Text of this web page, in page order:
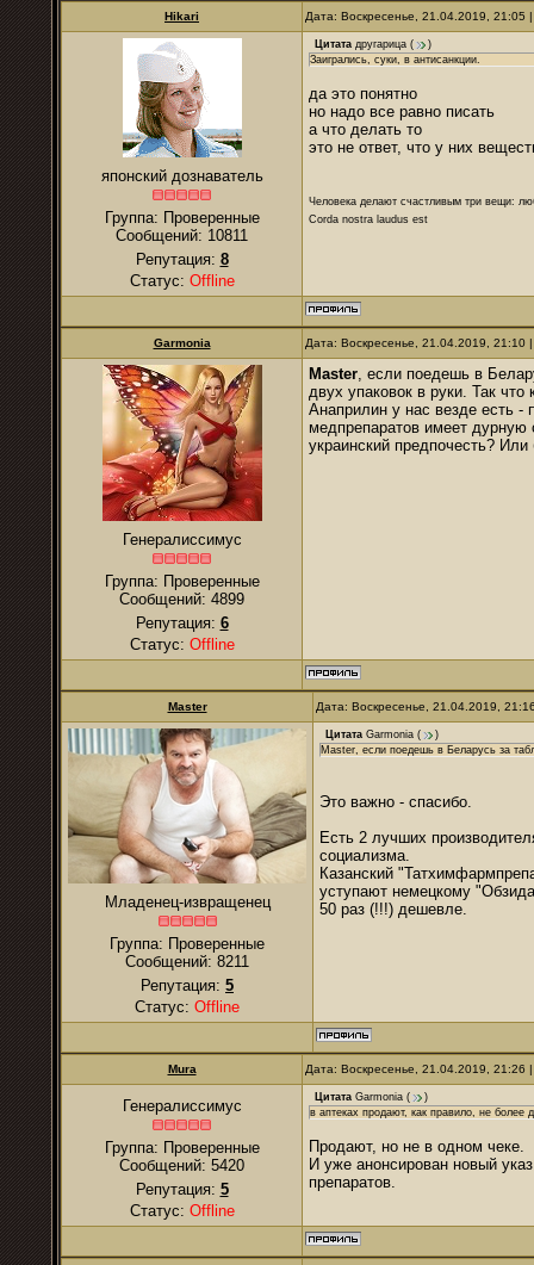
Hikari Дата: Воскресенье, 21.04.2019,
японский дознаватель
Группа: Проверенные
Сообщений: 10811
Репутация: 8
Статус: Offline
Цитата другарица (
)
Заигрались, суки, в антисанкции.
да это понятно
но надо все равно писать
а что делать то
это не ответ, что у них
Человека делают счастливым три вещи:
Corda nostra laudus est
Garmonia Дата: Воскресенье, 21.04.2019,
Генералиссимус
Группа: Проверенные
Сообщений: 4899
Репутация: 6
Статус: Offline
Master, если поедешь в
двух упаковок в руки. Так
Анаприлин у нас везде есть -
медпрепаратов имеет дурную
украинский предпочесть?
Master Дата: Воскресенье, 21.04.2019,
Младенец-извращенец
Группа: Проверенные
Сообщений: 8211
Репутация: 5
Статус: Offline
Цитата Garmonia (
)
Master, если поедешь в Беларусь за
Это важно - спасибо.
Есть 2 лучших
социализма.
Казанский
уступают немецкому
50 раз (!!!) дешевле.
Mura Дата: Воскресенье, 21.04.2019,
Генералиссимус
Группа: Проверенные
Сообщений: 5420
Репутация: 5
Статус: Offline
Цитата Garmonia (
)
в аптеках продают, как правило, не более
Продают, но не в одном чеке.
И уже анонсирован новый
препаратов.